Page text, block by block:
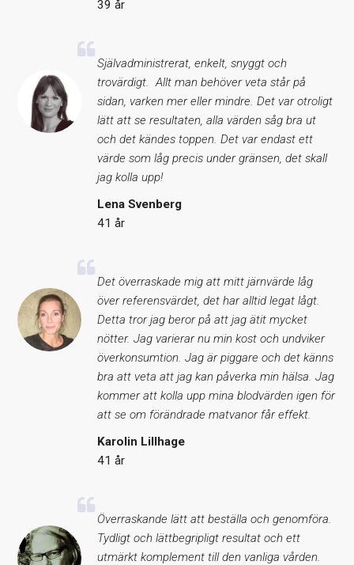
39 år
Självadministrerat, enkelt, snyggt och
trovärdigt. Allt man behöver veta står på
sidan, varken mer eller mindre. Det var otroligt
lätt att se resultaten, alla värden såg bra ut
och det kändes toppen. Det var endast ett
värde som låg precis under gränsen, det skall
jag kolla upp!
Lena Svenberg
41 år
Det överraskade mig att mitt järnvärde låg
över referensvärdet, det har alltid legat lågt.
Detta tror jag beror på att jag ätit mycket
nötter. Jag varierar nu min kost och undviker
överkonsumtion. Jag är piggare och det känns
bra att veta att jag kan påverka min hälsa. Jag
kommer att kolla upp mina blodvärden igen för
att se om förändrade matvanor får effekt.
Karolin Lillhage
41 år
Överraskande lätt att beställa och genomföra.
Tydligt och lättbegripligt resultat och ett
utmärkt komplement till den vanliga vården.